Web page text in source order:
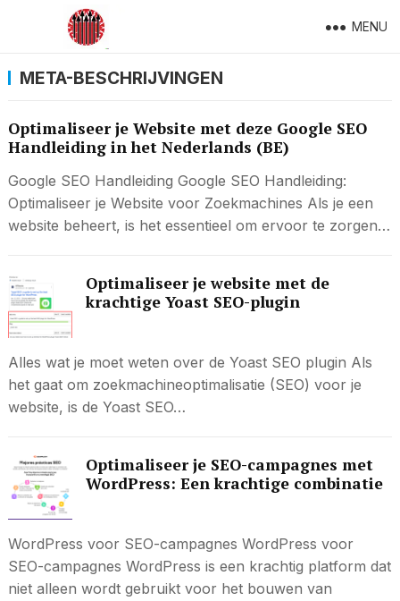
MENU
META-BESCHRIJVINGEN
Optimaliseer je Website met deze Google SEO
Handleiding in het Nederlands (BE)
Google SEO Handleiding Google SEO Handleiding:
Optimaliseer je Website voor Zoekmachines Als je een
website beheert, is het essentieel om ervoor te zorgen…
Optimaliseer je website met de
krachtige Yoast SEO-plugin
Alles wat je moet weten over de Yoast SEO plugin Als
het gaat om zoekmachineoptimalisatie (SEO) voor je
website, is de Yoast SEO…
Optimaliseer je SEO-campagnes met
WordPress: Een krachtige combinatie
WordPress voor SEO-campagnes WordPress voor
SEO-campagnes WordPress is een krachtig platform dat
niet alleen wordt gebruikt voor het bouwen van